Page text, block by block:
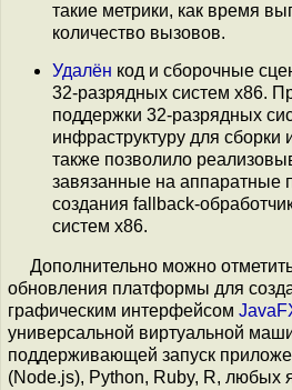
такие метрики, как время
количество вызовов.
Удалён код и сборочные
32-разрядных систем x86.
поддержки 32-разрядных
инфраструктуру для сборки
также позволило
завязанные на аппаратные
создания fallback-
систем x86.
Дополнительно можно
обновления платформы для
графическим интерфейсом
универсальной виртуальной
поддерживающей запуск
(Node.js), Python, Ruby, R, любых